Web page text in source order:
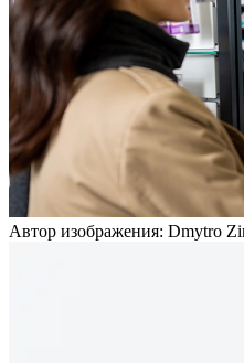
Автор изображения: Dmytro